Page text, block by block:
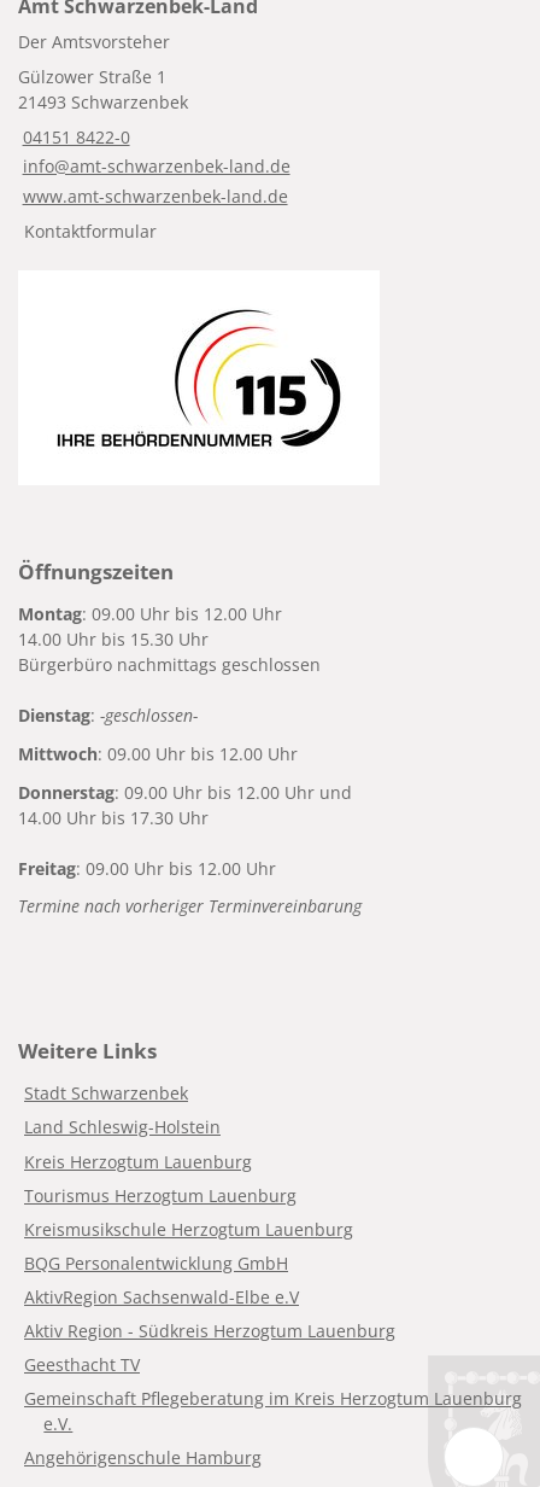
Amt Schwarzenbek-Land
Der Amtsvorsteher
Gülzower Straße 1
21493 Schwarzenbek
04151 8422-0
info@amt-schwarzenbek-land.de
www.amt-schwarzenbek-land.de
Kontaktformular
Öffnungszeiten
Montag: 09.00 Uhr bis 12.00 Uhr
14.00 Uhr bis 15.30 Uhr
Bürgerbüro nachmittags geschlossen
Dienstag: -geschlossen-
Mittwoch: 09.00 Uhr bis 12.00 Uhr
Donnerstag: 09.00 Uhr bis 12.00 Uhr und
14.00 Uhr bis 17.30 Uhr
Freitag: 09.00 Uhr bis 12.00 Uhr
Termine nach vorheriger Terminvereinbarung
Weitere Links
Stadt Schwarzenbek
Land Schleswig-Holstein
Kreis Herzogtum Lauenburg
Tourismus Herzogtum Lauenburg
Kreismusikschule Herzogtum Lauenburg
BQG Personalentwicklung GmbH
AktivRegion Sachsenwald-Elbe e.V
Aktiv Region - Südkreis Herzogtum Lauenburg
Geesthacht TV
Gemeinschaft Pflegeberatung im Kreis Herzogtum Lauenburg
e.V.
Angehörigenschule Hamburg